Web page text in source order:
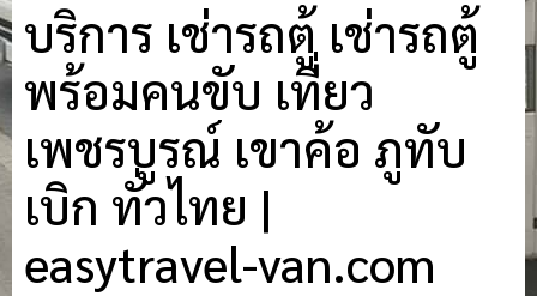
บริการ เช่ารถตู้ เช่ารถตู้
พร้อมคนขับ เที่ยว
เพชรบูรณ์ เขาค้อ ภูทับ
เบิก ทั่วไทย |
easytravel-van.com